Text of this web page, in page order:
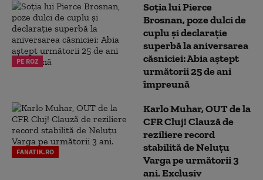
PE ROZ
Soția lui Pierce
Brosnan, poze dulci de
cuplu și declarație
superbă la aniversarea
căsniciei: Abia aștept
următorii 25 de ani
împreună
FANATIK.RO
Karlo Muhar, OUT de la
CFR Cluj! Clauză de
reziliere record
stabilită de Neluțu
Varga pe următorii 3
ani. Exclusiv